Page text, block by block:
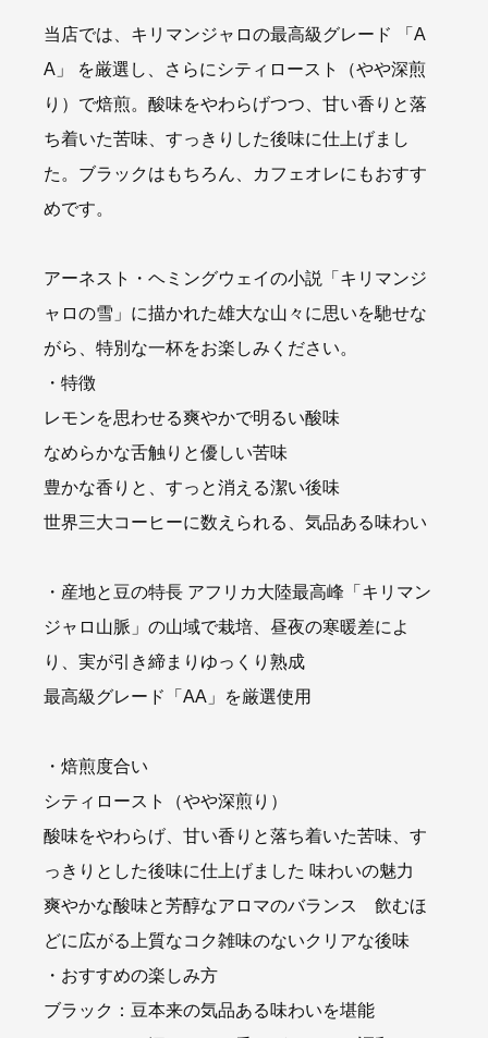
当店では、キリマンジャロの最高級グレード 「A
A」 を厳選し、さらにシティロースト（やや深煎
り）で焙煎。酸味をやわらげつつ、甘い香りと落
ち着いた苦味、すっきりした後味に仕上げまし
た。ブラックはもちろん、カフェオレにもおすす
めです。
アーネスト・ヘミングウェイの小説「キリマンジ
ャロの雪」に描かれた雄大な山々に思いを馳せな
がら、特別な一杯をお楽しみください。
・特徴
レモンを思わせる爽やかで明るい酸味
なめらかな舌触りと優しい苦味
豊かな香りと、すっと消える潔い後味
世界三大コーヒーに数えられる、気品ある味わい
・産地と豆の特長 アフリカ大陸最高峰「キリマン
ジャロ山脈」の山域で栽培、昼夜の寒暖差によ
り、実が引き締まりゆっくり熟成
最高級グレード「AA」を厳選使用
・焙煎度合い
シティロースト（やや深煎り）
酸味をやわらげ、甘い香りと落ち着いた苦味、す
っきりとした後味に仕上げました 味わいの魅力
爽やかな酸味と芳醇なアロマのバランス 飲むほ
どに広がる上質なコク雑味のないクリアな後味
・おすすめの楽しみ方
ブラック：豆本来の気品ある味わいを堪能